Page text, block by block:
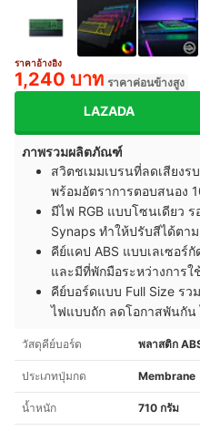
ราคาอ้างอิง
1,240 บาท ราคาค่อนข้างสูง
LAZADA
ภาพรวมผลิตภัณฑ์
สวิตชเมมเบรนที่ลดเสียง
พร้อมอัตราการตอบสนอง
มีไฟ RGB แบบโซนเดียว
Synaps ทำให้ปรับสีได้ตา
คีย์แคป ABS แบบเลเซอร์
และมีที่พักมือระหว่างการใ
คีย์บอร์ดแบบ Full Size รว
ไฟแบบถัก ลดโอกาสพันกัน
วัสดุคีย์บอร์ด พลาสติก
ประเภทปุ่มกด Membrane
น้ำหนัก 710 กรัม